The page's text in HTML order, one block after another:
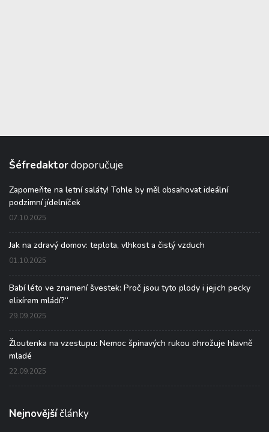
Šéfredaktordoporučuje
Zapomeňte na letní saláty! Tohle by měl obsahovat ideální
podzimní jídelníček
07.10.2025
Jak na zdravý domov: teplota, vlhkost a čistý vzduch
01.10.2025
Babí léto ve znamení švestek: Proč jsou tyto plody i jejich pecky
elixírem mládí?“
29.09.2025
Žloutenka na vzestupu: Nemoc špinavých rukou ohrožuje hlavně
mladé
22.09.2025
Nejnovějšíčlánky